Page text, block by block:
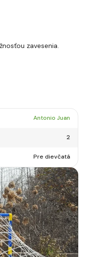
zavesenia.
Antonio Juan
2
Pre dievčatá